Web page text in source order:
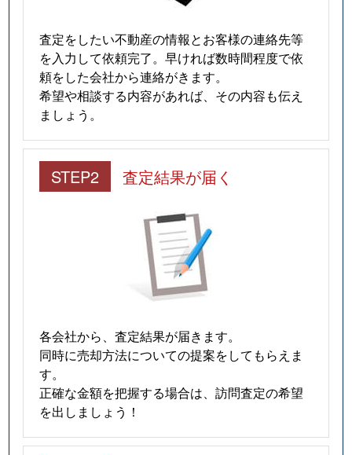
査定をしたい不動産の情報とお客様の連絡先等
を入力して依頼完了。早ければ数時間程度で依
頼をした会社から連絡がきます。
希望や相談する内容があれば、その内容も伝え
ましょう。
STEP2 査定結果が届く
各会社から、査定結果が届きます。
同時に売却方法についての提案をしてもらえま
す。
正確な金額を把握する場合は、訪問査定の希望
を出しましょう！